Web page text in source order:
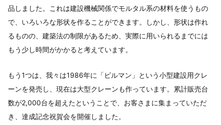
品しました。これは建設機械関係でモルタル系の材料を使うもの
で、いろいろな形状を作ることができます。しかし、形状は作れ
るものの、建築法の制限があるため、実際に用いられるまでには
もう少し時間がかかると考えています。
もう1つは、我々は1986年に「ビルマン」という小型建設用クレ
ーンを発売し、現在は大型クレーンも作っています。累計販売台
数が2,000台を超えたということで、お客さまに集まっていただ
き、達成記念祝賀会を開催しました。